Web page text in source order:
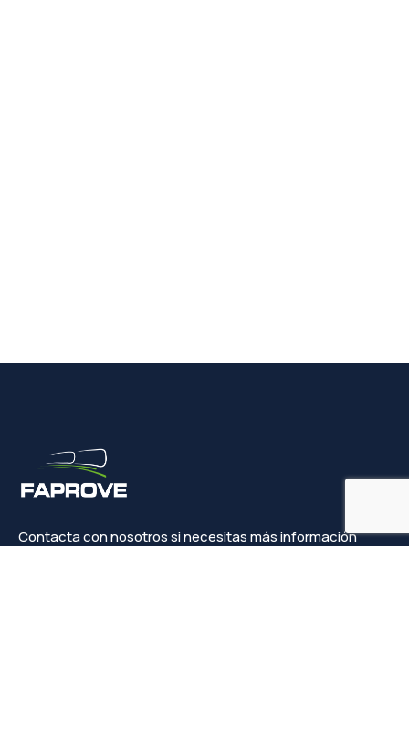
Contacta con nosotros si necesitas más información